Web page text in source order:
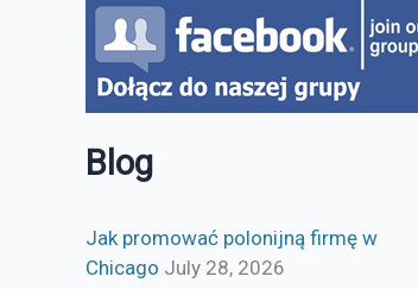
Blog
Jak promować polonijną firmę w
Chicago July 28, 2026